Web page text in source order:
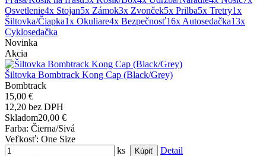
Osvetlenie4x Stojan5x Zámok3x Zvonček5x Prilba5x Tretry1x
Šiltovka/Čiapka1x Okuliare4x Bezpečnosť16x Autosedačka13x
Cyklosedačka
Novinka
Akcia
Šiltovka Bombtrack Kong Cap (Black/Grey)
Bombtrack
15,00 €
12,20 bez DPH
Skladom20,00 €
Farba: Čierna/Sivá
Veľkosť: One Size
ks
Detail